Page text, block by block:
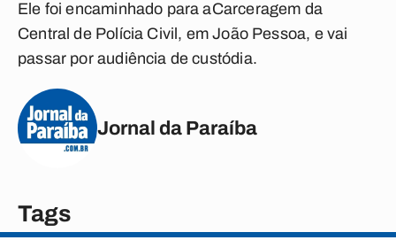
Ele foi encaminhado para aCarceragem da
Central de Polícia Civil, em João Pessoa, e vai
passar por audiência de custódia.
Jornal da Paraíba
Tags